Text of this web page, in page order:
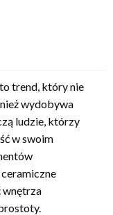
trend, który nie
wydobywa
ludzie, którzy
w swoim
wnętrza